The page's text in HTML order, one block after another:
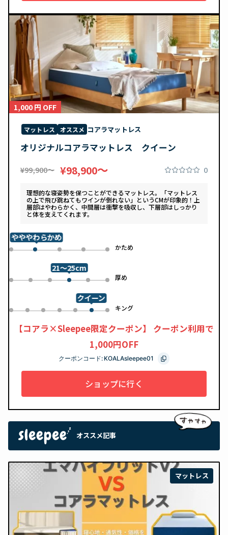
1,000 円 OFF
マットレス オススメ コアラマットレス
オリジナルコアラマットレス クイーン
¥99,900〜 ¥98,900〜 0
理想的な寝姿勢を保つことができるマットレス。「マットレス
の上で飛び跳ねてもワインが倒れない」というCMが印象的！上
層部はやわらかく、中間層は衝撃を吸収し、下層部はしっかり
と体を支えてくれます。
0 1
やややわらかめ
2 3 かため
4
0 1 2 3
21～25cm
4 厚め
5
0 1 2 3 4 5
クイーン
キング
6
【コアラ×Sleepee限定クーポン】 クーポン利用で
1,000円OFF
クーポンコード: KOALAsleepee01
ショップに行く
オススメ記事
マットレス